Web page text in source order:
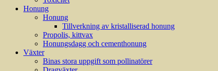
Honung
Honung
Tillverkning av kristalliserad honung
Propolis, kittvax
Honungsdagg och cementhonung
Växter
Binas stora uppgift som pollinatörer